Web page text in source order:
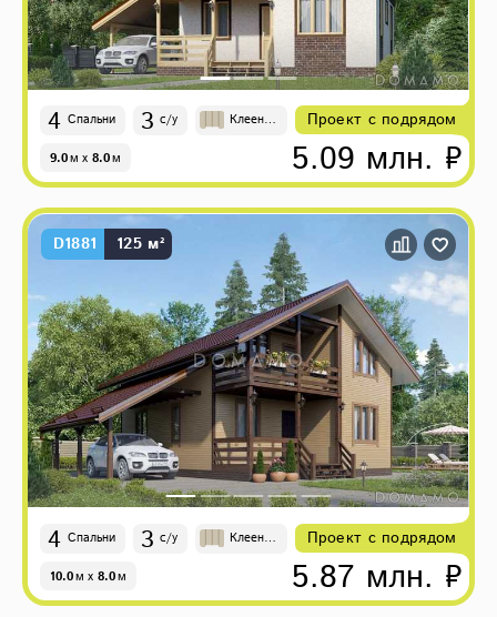
4 Спальни 3 с/у
Клеены
9.0м x 8.0м
Проект с подрядом
5.09 млн. ₽
D1881 125 м²
4 Спальни 3 с/у
Клеены
10.0м x 8.0м
Проект с подрядом
5.87 млн. ₽